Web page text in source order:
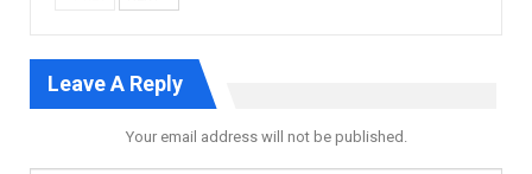
Leave A Reply
Your email address will not be published.